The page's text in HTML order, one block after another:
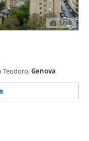
1/10
Teodoro,Genova